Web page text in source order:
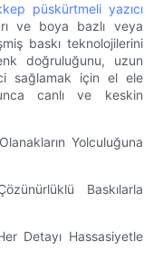
püskürtmeli yazıcı
ve boya bazlı veya
baskı teknolojilerini
doğruluğunu, uzun
sağlamak için el ele
canlı ve keskin
Olanakların Yolculuğuna
Baskılarla
Detayı Hassasiyetle